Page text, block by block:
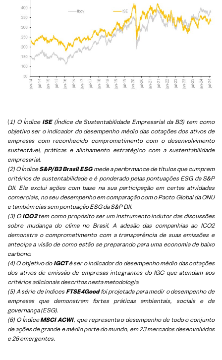
( 1) O Índice ISE(Índice de Sustentabilidade Empresarial da B3) tem como
objetivo ser o indicador do desempenho médio das cotações dos ativos de
empresas com reconhecido comprometimento com o desenvolvimento
sustentável, práticas e alinhamento estratégico com a sustentabilidade
empresarial.
(2) O ÍndiceS&P/B3 Brasil ESGmede a performance de títulos que cumprem
critérios de sustentabilidade e é ponderado pelas pontuações ESG da S&P
DJI. Ele exclui ações com base na sua participação em certas atividades
comerciais, no seu desempenho em comparação com o Pacto Global da ONU
e também cias sem pontuação ESG da S&P DJI.
(3) O ICO2tem como propósito ser um instrumento indutor das discussões
sobre mudança do clima no Brasil. A adesão das companhias ao ICO2
demonstra o comprometimento com a transparência de suas emissões e
antecipa a visão de como estão se preparando para uma economia de baixo
carbono.
(4) O objetivo do IGCTé ser o indicador do desempenho médio das cotações
dos ativos de emissão de empresas integrantes do IGC que atendam aos
critérios adicionais descritos nesta metodologia.
(5) A série de índices FTSE4Goodfoi projetada para medir o desempenho de
empresas que demonstram fortes práticas ambientais, sociais e de
governança (ESG).
(6) O ÍndiceMSCI ACWI, que representa o desempenho de todo o conjunto
de ações de grande e médio porte do mundo, em 23 mercados desenvolvidos
e 26 emergentes.